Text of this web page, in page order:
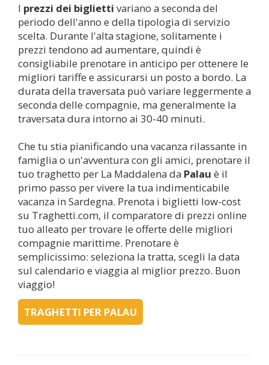
I prezzi dei biglietti variano a seconda del
periodo dell'anno e della tipologia di servizio
scelta. Durante l'alta stagione, solitamente i
prezzi tendono ad aumentare, quindi è
consigliabile prenotare in anticipo per ottenere le
migliori tariffe e assicurarsi un posto a bordo. La
durata della traversata può variare leggermente a
seconda delle compagnie, ma generalmente la
traversata dura intorno ai 30-40 minuti.
Che tu stia pianificando una vacanza rilassante in
famiglia o un'avventura con gli amici, prenotare il
tuo traghetto per La Maddalena da Palau è il
primo passo per vivere la tua indimenticabile
vacanza in Sardegna. Prenota i biglietti low-cost
su Traghetti.com, il comparatore di prezzi online
tuo alleato per trovare le offerte delle migliori
compagnie marittime. Prenotare è
semplicissimo: seleziona la tratta, scegli la data
sul calendario e viaggia al miglior prezzo. Buon
viaggio!
TRAGHETTI PER PALAU